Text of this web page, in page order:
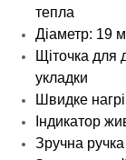
тепла
Діаметр: 19
Щіточка для
укладки
Швидке
Індикатор
Зручна